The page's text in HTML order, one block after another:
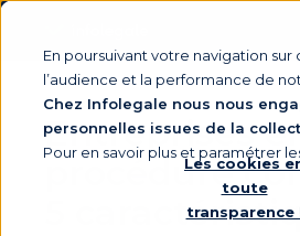
En poursuivant votre navigation
l’audience et la performance de
Chez Infolegale nous nous
personnelles issues de la
Pour en savoir plus et paramétrer
Les cookies
toute
transparence
Entreprises
procédure
5